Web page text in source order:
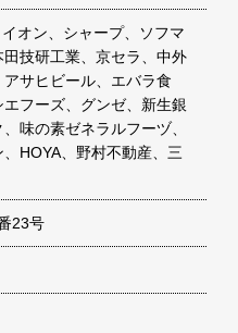
オン、シャープ、ソフマ
技研工業、京セラ、中外
サヒビール、エバラ食
フーズ、グンゼ、新生銀
味の素ゼネラルフーヅ、
HOYA、野村不動産、三
23号